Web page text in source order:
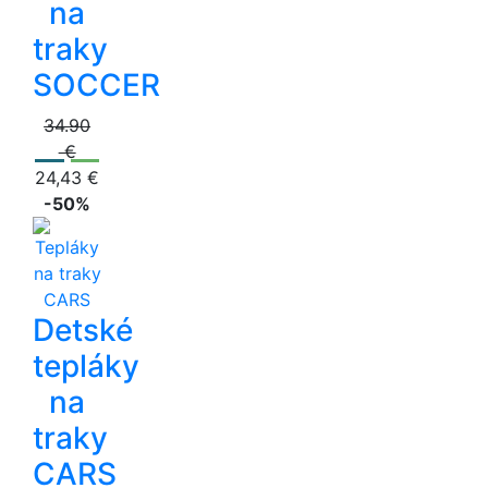
na
traky
SOCCER
34.90
€
24,43 €
-50%
Detské
tepláky
na
traky
CARS